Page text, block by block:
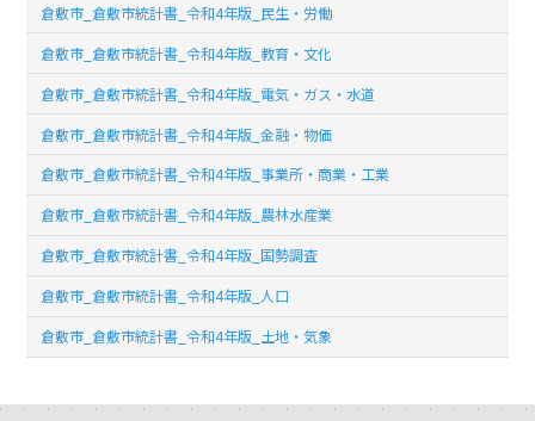
倉敷市_倉敷市統計書_令和4年版_民生・労働
倉敷市_倉敷市統計書_令和4年版_教育・文化
倉敷市_倉敷市統計書_令和4年版_電気・ガス・水道
倉敷市_倉敷市統計書_令和4年版_金融・物価
倉敷市_倉敷市統計書_令和4年版_事業所・商業・工業
倉敷市_倉敷市統計書_令和4年版_農林水産業
倉敷市_倉敷市統計書_令和4年版_国勢調査
倉敷市_倉敷市統計書_令和4年版_人口
倉敷市_倉敷市統計書_令和4年版_土地・気象